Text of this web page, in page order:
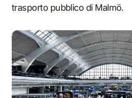
trasporto pubblico di Malmö.